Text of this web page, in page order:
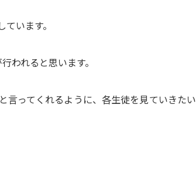
います。
われると思います。
言ってくれるように、各生徒を見ていきたい